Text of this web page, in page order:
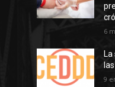
6
9